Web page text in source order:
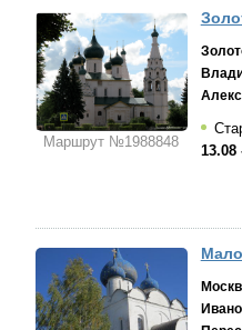
Маршрут №1988848
13.08